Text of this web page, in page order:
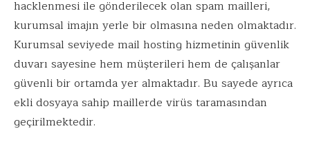
hacklenmesi ile gönderilecek olan spam mailleri,
kurumsal imajın yerle bir olmasına neden olmaktadır.
Kurumsal seviyede mail hosting hizmetinin güvenlik
duvarı sayesine hem müşterileri hem de çalışanlar
güvenli bir ortamda yer almaktadır. Bu sayede ayrıca
ekli dosyaya sahip maillerde virüs taramasından
geçirilmektedir.